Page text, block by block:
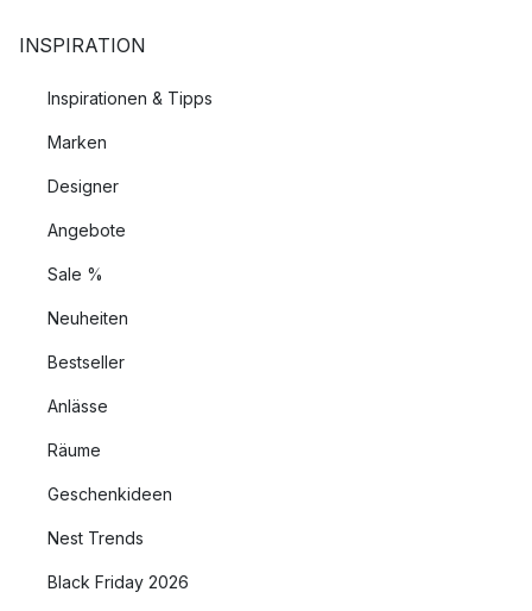
INSPIRATION
Inspirationen & Tipps
Marken
Designer
Angebote
Sale %
Neuheiten
Bestseller
Anlässe
Räume
Geschenkideen
Nest Trends
Black Friday 2026